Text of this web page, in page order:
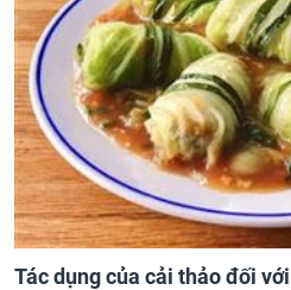
Tác dụng của cải thảo đối